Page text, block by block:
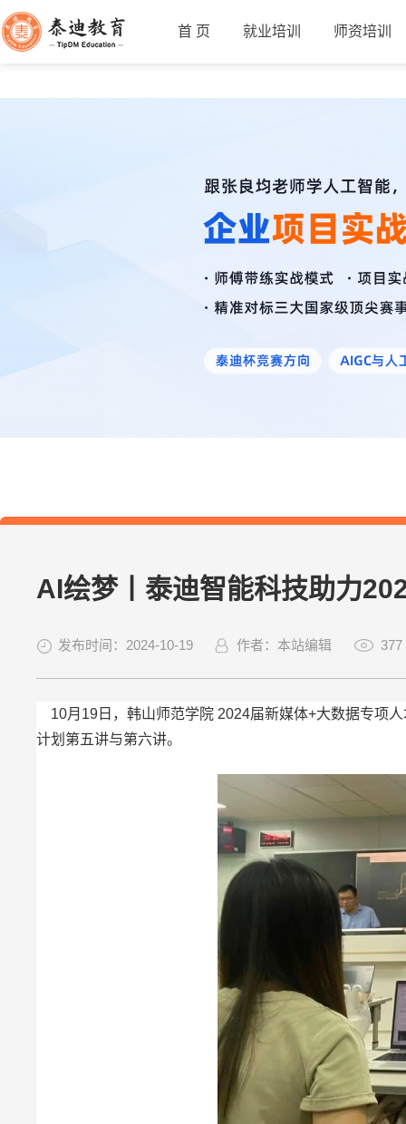
首 页 就业培训 师资培训
AI绘梦丨泰迪智能科技助力
发布时间：2024-10-19 作者：本站编辑 377
10月19日，韩山师范学院 2024届新媒体+大数据专项
计划第五讲与第六讲。